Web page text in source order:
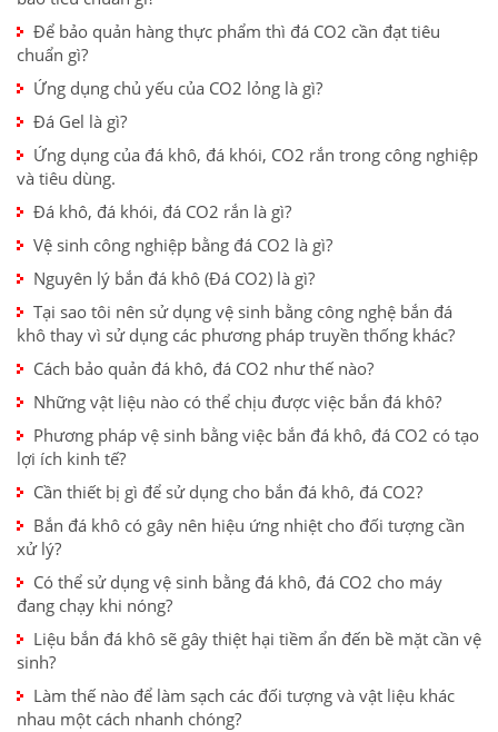
Để bảo quản hàng thực phẩm thì đá CO2 cần đạt tiêu
chuẩn gì?
Ứng dụng chủ yếu của CO2 lỏng là gì?
Đá Gel là gì?
Ứng dụng của đá khô, đá khói, CO2 rắn trong công nghiệp
và tiêu dùng.
Đá khô, đá khói, đá CO2 rắn là gì?
Vệ sinh công nghiệp bằng đá CO2 là gì?
Nguyên lý bắn đá khô (Đá CO2) là gì?
Tại sao tôi nên sử dụng vệ sinh bằng công nghệ bắn đá
khô thay vì sử dụng các phương pháp truyền thống khác?
Cách bảo quản đá khô, đá CO2 như thế nào?
Những vật liệu nào có thể chịu được việc bắn đá khô?
Phương pháp vệ sinh bằng việc bắn đá khô, đá CO2 có tạo
lợi ích kinh tế?
Cần thiết bị gì để sử dụng cho bắn đá khô, đá CO2?
Bắn đá khô có gây nên hiệu ứng nhiệt cho đối tượng cần
xử lý?
Có thể sử dụng vệ sinh bằng đá khô, đá CO2 cho máy
đang chạy khi nóng?
Liệu bắn đá khô sẽ gây thiệt hại tiềm ẩn đến bề mặt cần vệ
sinh?
Làm thế nào để làm sạch các đối tượng và vật liệu khác
nhau một cách nhanh chóng?